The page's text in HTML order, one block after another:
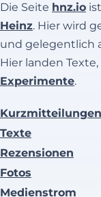
Die Seite hnz.io
Heinz. Hier wird
und gelegentlich
Hier landen
Experimente.
Kurzmitteilungen
Texte
Rezensionen
Fotos
Medienstrom